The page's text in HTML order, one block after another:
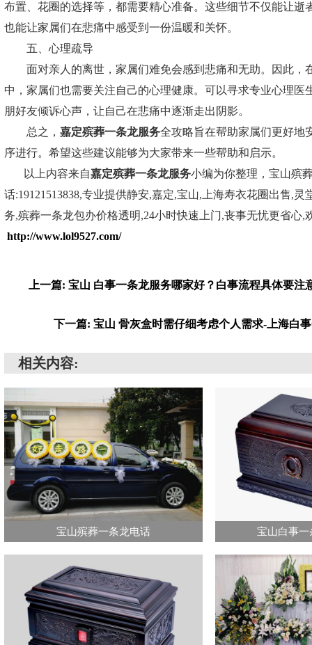
布置、花圈的选择等，都需要精心准备。这些细节不仅能让逝
也能让家属们在悲痛中感受到一份温暖和关怀。
五、心理疏导
面对亲人的离世，家属们难免会感到悲痛和无助。因此，
中，家属们也需要关注自己的心理健康。可以寻求专业心理医
朋好友倾诉心声，让自己在悲痛中逐渐走出阴影。
总之， 嘉定殡葬一条龙服务全攻略旨在帮助家属们更好地
序进行。希望这些建议能够为大家带来一些帮助和启示。
以上内容来自嘉定殡葬一条龙服务小编为你整理，宝山殡
话:19121513838,专业提供静安,嘉定,宝山,上海寿衣花圈出售,灵
务,殡葬一条龙包办价格透明,24小时快速上门,丧事无忧更省心,
http://www.lol9527.com/
上一篇: 宝山 白事一条龙服务哪家好？白事流程具体要注
下一篇: 宝山 骨灰盒时需仔细考虑个人需求-上海白
相关内容:
宝山殡葬一条龙电话 宝山白事